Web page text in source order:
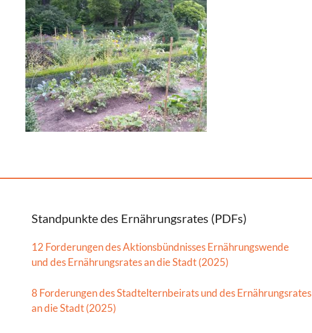
Standpunkte des Ernährungsrates (PDFs)
12 Forderungen des Aktionsbündnisses Ernährungswende
und des Ernährungsrates an die Stadt (2025)
8 Forderungen des Stadtelternbeirats und des Ernährungsrates
an die Stadt (2025)